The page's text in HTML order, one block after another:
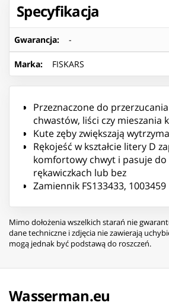
Specyfikacja
Gwarancja: -
Marka: FISKARS
Przeznaczone do
chwastów, liści czy mieszania
Kute zęby zwiększają
Rękojeść w kształcie litery D
komfortowy chwyt i pasuje do
rękawiczkach lub bez
Zamiennik FS133433, 1003459
Mimo dołożenia wszelkich starań nie
dane techniczne i zdjęcia nie zawierają
mogą jednak być podstawą do roszczeń.
Wasserman.eu